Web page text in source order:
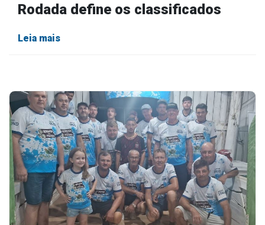
Rodada define os classificados
Leia mais